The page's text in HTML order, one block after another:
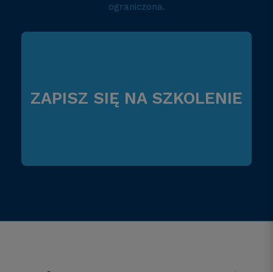
ograniczona.
ZAPISZ SIĘ NA SZKOLENIE